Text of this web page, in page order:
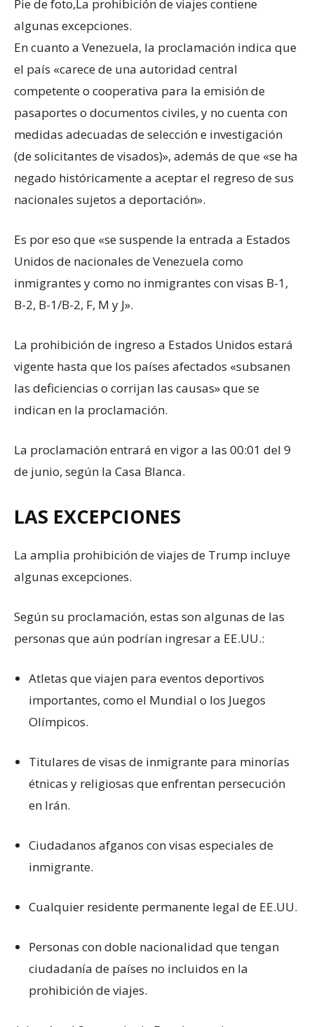
Pie de foto,La prohibición de viajes contiene
algunas excepciones.
En cuanto a Venezuela, la proclamación indica que
el país «carece de una autoridad central
competente o cooperativa para la emisión de
pasaportes o documentos civiles, y no cuenta con
medidas adecuadas de selección e investigación
(de solicitantes de visados)», además de que «se ha
negado históricamente a aceptar el regreso de sus
nacionales sujetos a deportación».
Es por eso que «se suspende la entrada a Estados
Unidos de nacionales de Venezuela como
inmigrantes y como no inmigrantes con visas B-1,
B-2, B-1/B-2, F, M y J».
La prohibición de ingreso a Estados Unidos estará
vigente hasta que los países afectados «subsanen
las deficiencias o corrijan las causas» que se
indican en la proclamación.
La proclamación entrará en vigor a las 00:01 del 9
de junio, según la Casa Blanca.
LAS EXCEPCIONES
La amplia prohibición de viajes de Trump incluye
algunas excepciones.
Según su proclamación, estas son algunas de las
personas que aún podrían ingresar a EE.UU.:
Atletas que viajen para eventos deportivos
importantes, como el Mundial o los Juegos
Olímpicos.
Titulares de visas de inmigrante para minorías
étnicas y religiosas que enfrentan persecución
en Irán.
Ciudadanos afganos con visas especiales de
inmigrante.
Cualquier residente permanente legal de EE.UU.
Personas con doble nacionalidad que tengan
ciudadanía de países no incluidos en la
prohibición de viajes.